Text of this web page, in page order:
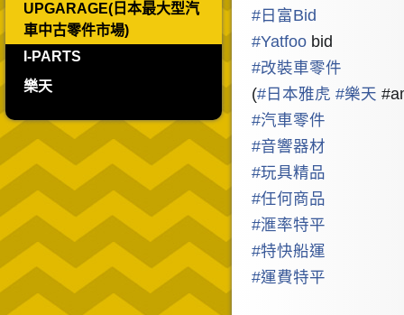
UPGARAGE(日本最大型汽
車中古零件市場)
I-PARTS
樂天
#日富Bid
#Yatfoobid
#改裝車零件
(#日本雅虎 #樂天
#汽車零件
#音響器材
#玩具精品
#任何商品
#滙率特平
#特快船運
#運費特平